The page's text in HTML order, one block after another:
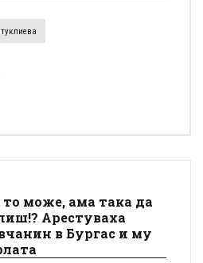
то може, ама така да
Арестуваха
в Бургас и му